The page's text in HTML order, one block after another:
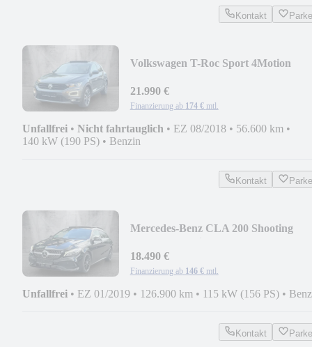
Kontakt
Volkswagen T-Roc Sport 4Motion
21.990 €
Finanzierung ab 174 € mtl.
Unfallfrei • Nicht fahrtauglich • EZ 08/2018 • 56.600 km •
140 kW (190 PS) • Benzin
Kontakt
Mercedes-Benz CLA 200 Shooting
STANDHZ
18.490 €
Finanzierung ab 146 € mtl.
Unfallfrei • EZ 01/2019 • 126.900 km • 115 kW (156 PS) •
Kontakt